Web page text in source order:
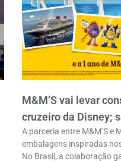
M&M’S vai levar
cruzeiro da Disney;
A parceria entre M&M’S e
embalagens inspiradas
No Brasil, a colaboração